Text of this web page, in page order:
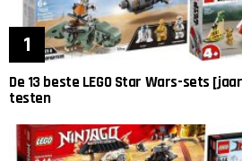
De 13 beste LEGO Star Wars-sets
testen